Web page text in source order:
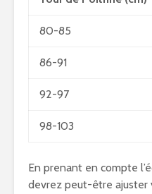
80-85
86-91
92-97
98-103
En prenant en compte
devrez peut-être